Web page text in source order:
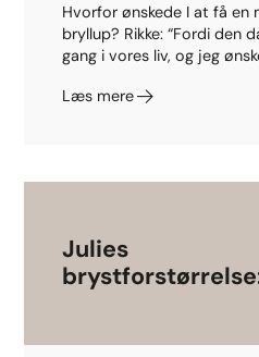
Hvorfor ønskede I at få en
bryllup? Rikke: “Fordi den
gang i vores liv, og jeg
Læs mere
Julies